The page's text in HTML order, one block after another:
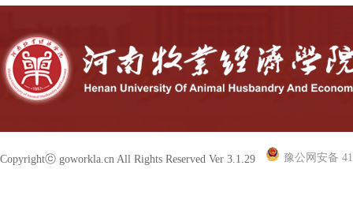
Copyrightⓒ goworkla.cn All Rights Reserved Ver 3.1.29 豫公网安备